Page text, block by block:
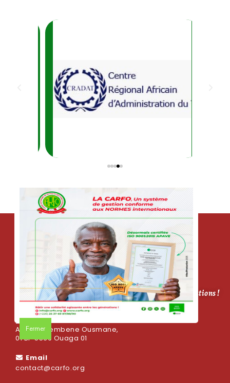
Fermer
CARFO, bâtir une solidarité agissante entre les générations !
Adresse
Avenue Sembene Ousmane,
01 BP 5569 Ouaga 01
Email
contact@carfo.org